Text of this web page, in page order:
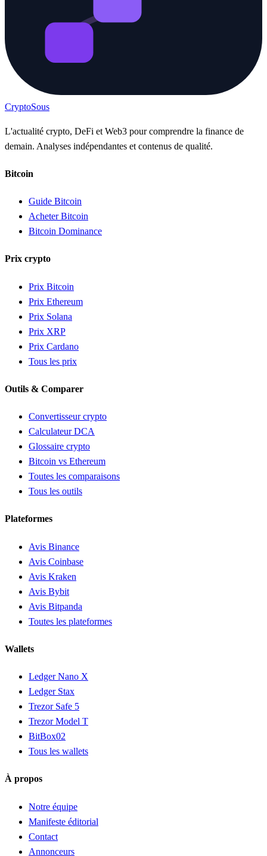
CryptoSous
L'actualité crypto, DeFi et Web3 pour comprendre la finance de
demain. Analyses indépendantes et contenus de qualité.
Bitcoin
Guide Bitcoin
Acheter Bitcoin
Bitcoin Dominance
Prix crypto
Prix Bitcoin
Prix Ethereum
Prix Solana
Prix XRP
Prix Cardano
Tous les prix
Outils & Comparer
Convertisseur crypto
Calculateur DCA
Glossaire crypto
Bitcoin vs Ethereum
Toutes les comparaisons
Tous les outils
Plateformes
Avis Binance
Avis Coinbase
Avis Kraken
Avis Bybit
Avis Bitpanda
Toutes les plateformes
Wallets
Ledger Nano X
Ledger Stax
Trezor Safe 5
Trezor Model T
BitBox02
Tous les wallets
À propos
Notre équipe
Manifeste éditorial
Contact
Annonceurs